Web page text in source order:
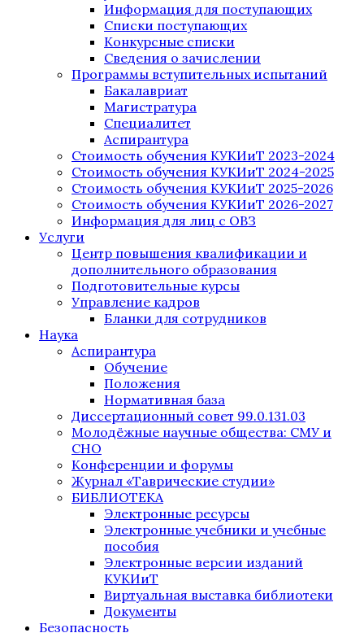
Информация для поступающих
Списки поступающих
Конкурсные списки
Сведения о зачислении
Программы вступительных испытаний
Бакалавриат
Магистратура
Специалитет
Аспирантура
Стоимость обучения КУКИиТ 2023-2024
Стоимость обучения КУКИиТ 2024-2025
Стоимость обучения КУКИиТ 2025-2026
Стоимость обучения КУКИиТ 2026-2027
Информация для лиц с ОВЗ
Услуги
Центр повышения квалификации и
дополнительного образования
Подготовительные курсы
Управление кадров
Бланки для сотрудников
Наука
Аспирантура
Обучение
Положения
Нормативная база
Диссертационный совет 99.0.131.03
Молодёжные научные общества: СМУ и
СНО
Конференции и форумы
Журнал «Таврические студии»
БИБЛИОТЕКА
Электронные ресурсы
Электронные учебники и учебные
пособия
Электронные версии изданий
КУКИиТ
Виртуальная выставка библиотеки
Документы
Безопасность